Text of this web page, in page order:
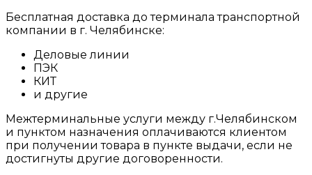
Бесплатная доставка до терминала транспортной
компании в г. Челябинске:
Деловые линии
ПЭК
КИТ
и другие
Межтерминальные услуги между г.Челябинском
и пунктом назначения оплачиваются клиентом
при получении товара в пункте выдачи, если не
достигнуты другие договоренности.